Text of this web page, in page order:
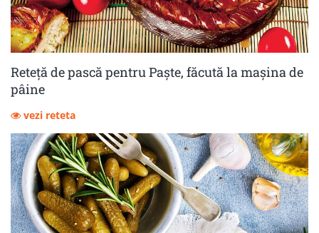
Reteță de pască pentru Paște, făcută la mașina de
pâine
vezi reteta